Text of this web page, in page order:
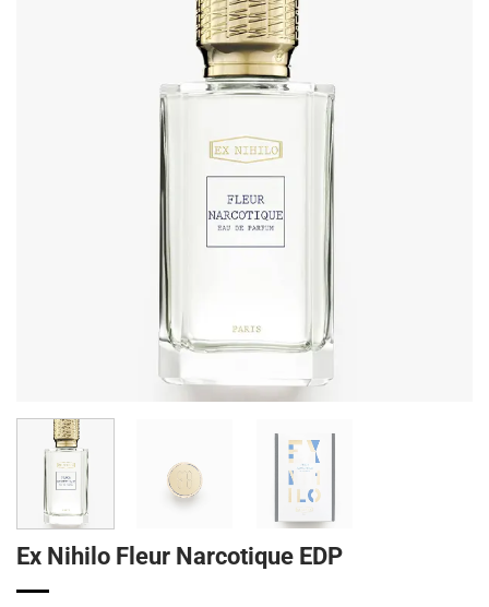
Ex Nihilo Fleur Narcotique EDP